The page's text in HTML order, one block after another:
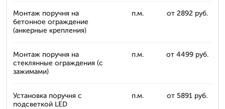
Монтаж поручня на
бетонное ограждение
(анкерные крепления)
п.м. от 2892 руб.
Монтаж поручня на
стеклянные ограждения (с
зажимами)
п.м. от 4499 руб.
Установка поручня с
подсветкой LED
п.м. от 5891 руб.